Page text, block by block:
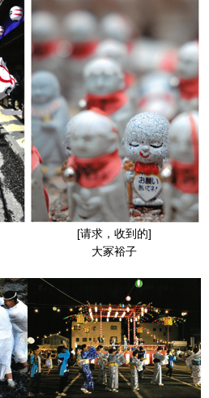
[请求，收到的]
大冢裕子